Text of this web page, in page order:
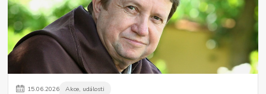
15.06.2026 Akce, události